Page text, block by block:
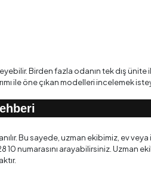
Birden fazla odanın tek dış ünite
ile öne çıkan modelleri incelemek
Bu sayede, uzman ekibimiz, ev veya
numarasını arayabilirsiniz. Uzman